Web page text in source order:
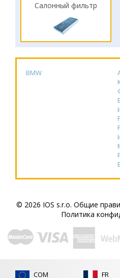
Салонный фильтр
BMW
© 2026 IOS s.r.o. Общие
Политика
COM FR